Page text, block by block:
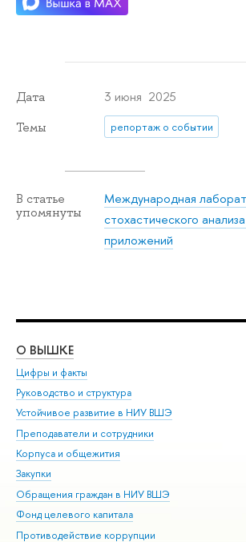
Дата 3 июня 2025
Темы репортаж о событии
В статье
упомянуты
Международная
стохастического
приложений
О ВЫШКЕ
Цифры и факты
Руководство и структура
Устойчивое развитие в НИУ ВШЭ
Преподаватели и сотрудники
Корпуса и общежития
Закупки
Обращения граждан в НИУ ВШЭ
Фонд целевого капитала
Противодействие коррупции